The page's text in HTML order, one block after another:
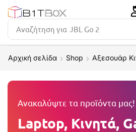
Αναζήτηση για JBL Go 2
Αρχική σελίδα Shop Αξεσουάρ
Ανακαλύψτε τα προϊόντα μας!
Laptop, Κινητά,